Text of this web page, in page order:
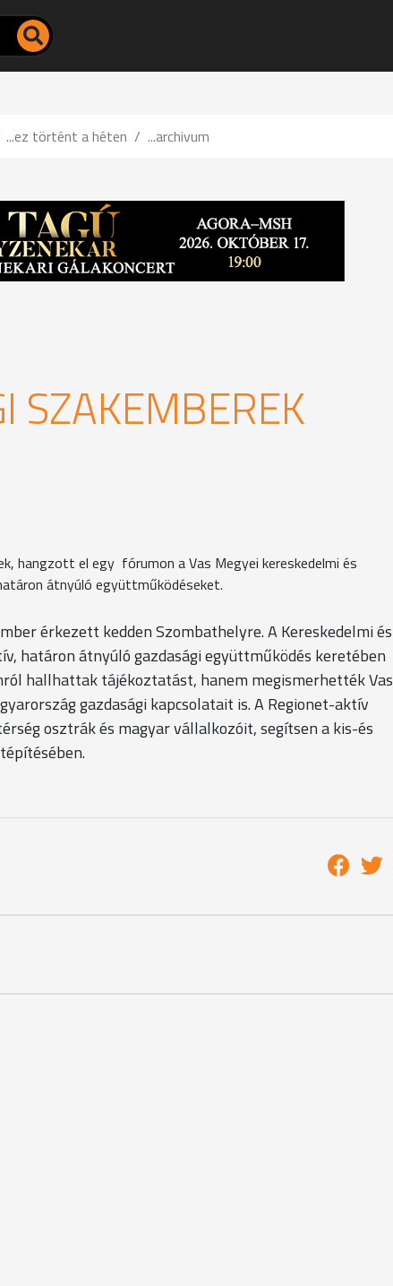
...ez történt a héten ...archivum
SZAKEMBEREK
hangzott el egy fórumon a Vas Megyei kereskedelmi és
átnyúló együttműködéseket.
érkezett kedden Szombathelyre. A Kereskedelmi és
határon átnyúló gazdasági együttműködés keretében
hallhattak tájékoztatást, hanem megismerhették Vas
gazdasági kapcsolatait is. A Regionet-aktív
osztrák és magyar vállalkozóit, segítsen a kis-és